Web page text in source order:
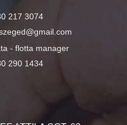
217 3074
- flotta manager
290 1434